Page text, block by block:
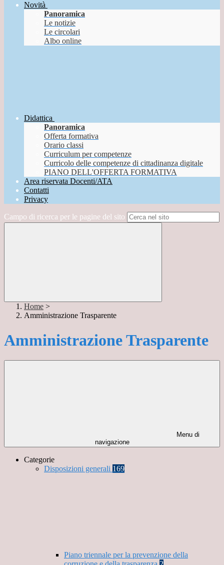
Novità
Panoramica
Le notizie
Le circolari
Albo online
Didattica
Panoramica
Offerta formativa
Orario classi
Curriculum per competenze
Curricolo delle competenze di cittadinanza digitale
PIANO DELL'OFFERTA FORMATIVA
Area riservata Docenti/ATA
Contatti
Privacy
Campo di ricerca per le pagine del sito
Home >
Amministrazione Trasparente
Amministrazione Trasparente
Menu di
navigazione
Categorie
Disposizioni generali 169
Piano triennale per la prevenzione della